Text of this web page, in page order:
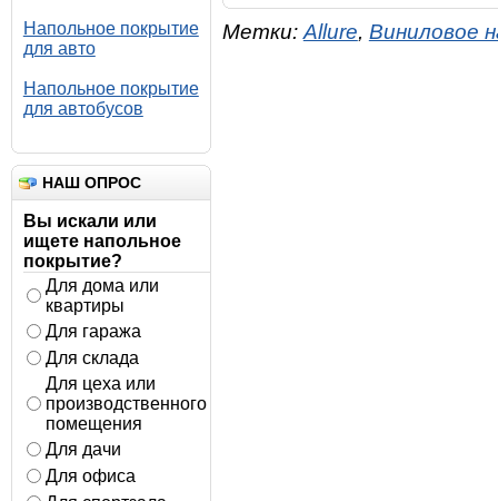
Напольное покрытие
для авто
Напольное покрытие
для автобусов
НАШ ОПРОС
Вы искали или
ищете напольное
покрытие?
Для дома или
квартиры
Для гаража
Для склада
Для цеха или
производственного
помещения
Для дачи
Для офиса
Метки: Allure, Виниловое